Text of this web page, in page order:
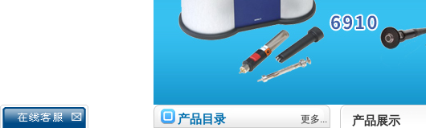
产品目录 更多... 产品展示